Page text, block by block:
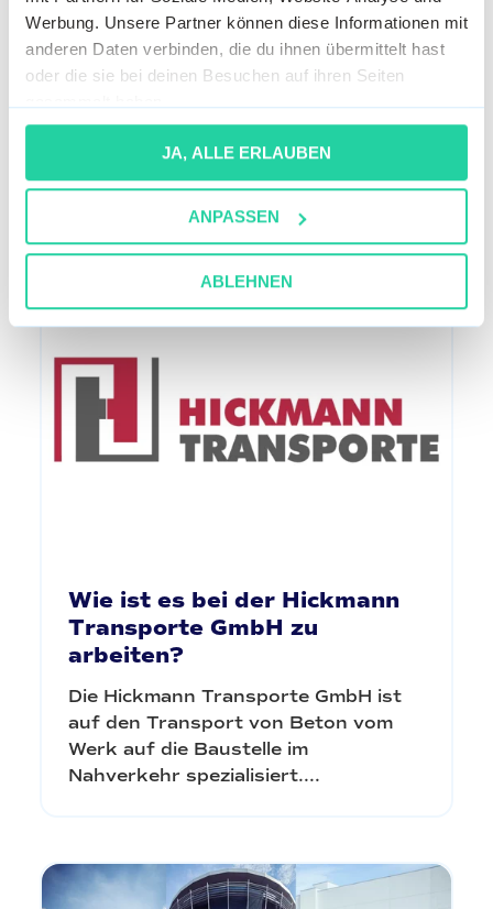
Werbung. Unsere Partner können diese Informationen mit
anderen Daten verbinden, die du ihnen übermittelt hast
oder die sie bei deinen Besuchen auf ihren Seiten
JA, ALLE ERLAUBEN
ANPASSEN
ABLEHNEN
Wie ist es bei Bardusch
GmbH & Co. KG zu arbeiten?
Bardusch GmbH & Co. KG ist ein ist
ein international erfolgreiches
Dienstleistungsunternehmen, das mit
Wie ist es bei der Hickmann
Transporte GmbH zu
arbeiten?
Die Hickmann Transporte GmbH ist
auf den Transport von Beton vom
Werk auf die Baustelle im
Nahverkehr spezialisiert....